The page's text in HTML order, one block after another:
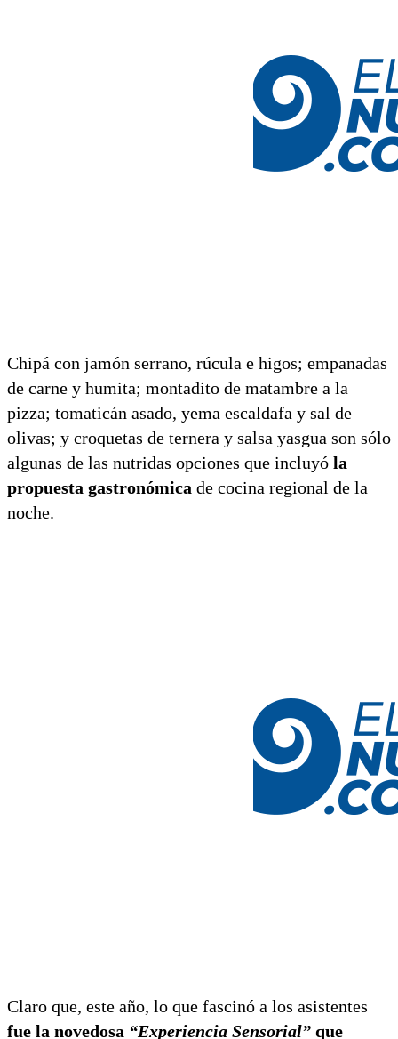
Chipá con jamón serrano, rúcula e higos; empanadas
de carne y humita; montadito de matambre a la
pizza; tomaticán asado, yema escaldafa y sal de
olivas; y croquetas de ternera y salsa yasgua son sólo
algunas de las nutridas opciones que incluyó la
propuesta gastronómica de cocina regional de la
noche.
Claro que, este año, lo que fascinó a los asistentes
fue la novedosa “Experiencia Sensorial” que